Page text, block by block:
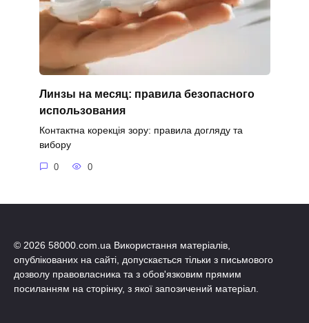
Линзы на месяц: правила безопасного
использования
Контактна корекція зору: правила догляду та
вибору
0 0
© 2026 58000.com.ua Використання матеріалів,
опублікованих на сайті, допускається тільки з письмового
дозволу правовласника та з обов'язковим прямим
посиланням на сторінку, з якої запозичений матеріал.